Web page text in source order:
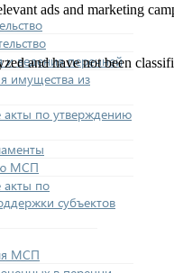
ведения перечней
имущества из
по утверждению
МСП
по
субъектов
МСП
ads and marketing
and have not been